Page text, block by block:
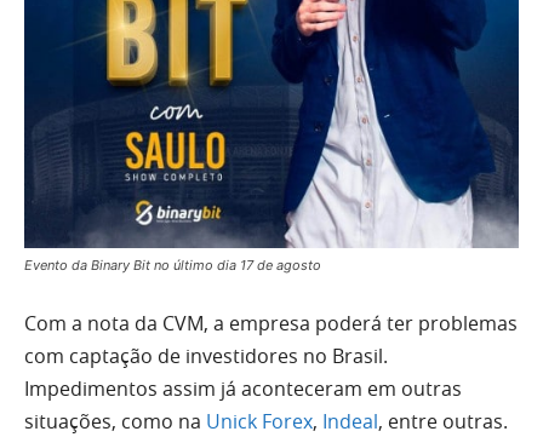
Evento da Binary Bit no último dia 17 de agosto
Com a nota da CVM, a empresa poderá ter problemas
com captação de investidores no Brasil.
Impedimentos assim já aconteceram em outras
situações, como na Unick Forex, Indeal, entre outras.